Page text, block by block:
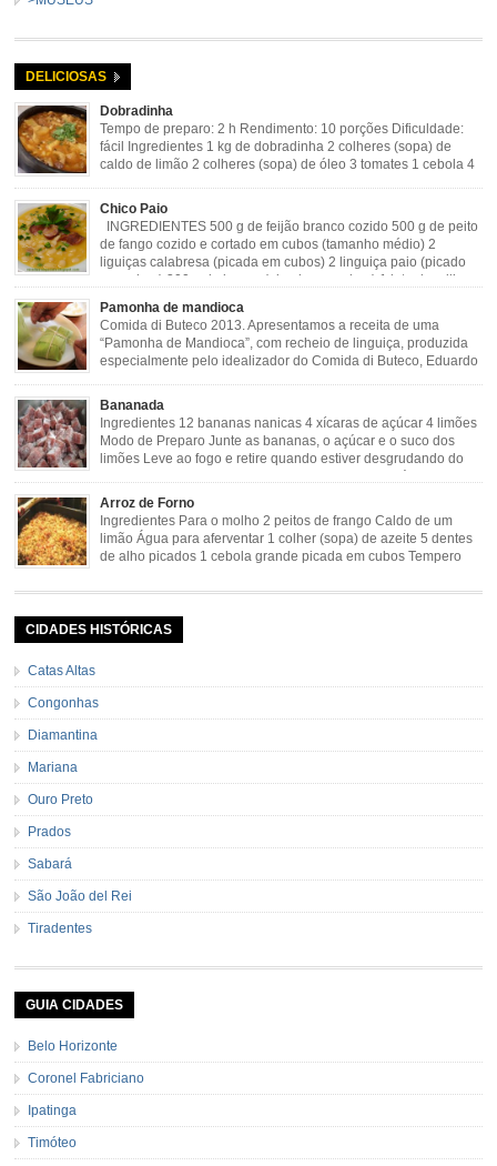
DELICIOSAS
Dobradinha
Tempo de preparo: 2 h Rendimento: 10 porções Dificuldade:
fácil Ingredientes 1 kg de dobradinha 2 colheres (sopa) de
caldo de limão 2 colheres (sopa) de óleo 3 tomates 1 cebola 4
gosto Modo de Preparo: Lavar muito bem a dobradinha com limão. Deixar de
molho […]
Chico Paio
INGREDIENTES 500 g de feijão branco cozido 500 g de peito
de fango cozido e cortado em cubos (tamanho médio) 2
liguiças calabresa (picada em cubos) 2 linguiça paio (picado
em cubos) 300 g de bacon (picado em cubos) 1 lata de milho
verde 2 dentes de alho amassado 3 colheres de óleo 2 […]
Pamonha de mandioca
Comida di Buteco 2013. Apresentamos a receita de uma
“Pamonha de Mandioca”, com recheio de linguiça, produzida
especialmente pelo idealizador do Comida di Buteco, Eduardo
cebola picadinha 100gr de mandioca crua ralada e espremida 1 colher café
de manteiga 35ml de leite Palha de milho verde 1 […]
Bananada
Ingredientes 12 bananas nanicas 4 xícaras de açúcar 4 limões
Modo de Preparo Junte as bananas, o açúcar e o suco dos
limões Leve ao fogo e retire quando estiver desgrudando do
fundo da panela Tempo de Preparo Dificuldade: Fácil Tempo
de Preparo: 40 minutos http://eusoumineirouaiso.com.br/culinaria-
mineira/bananada#tempo-de-preparo
Arroz de Forno
Ingredientes Para o molho 2 peitos de frango Caldo de um
limão Água para aferventar 1 colher (sopa) de azeite 5 dentes
de alho picados 1 cebola grande picada em cubos Tempero
pele e sem sementes 1 pitada de noz moscada Salsa e cebolinha Pimenta
CIDADES HISTÓRICAS
Catas Altas
Congonhas
Diamantina
Mariana
Ouro Preto
Prados
Sabará
São João del Rei
Tiradentes
GUIA CIDADES
Belo Horizonte
Coronel Fabriciano
Ipatinga
Timóteo